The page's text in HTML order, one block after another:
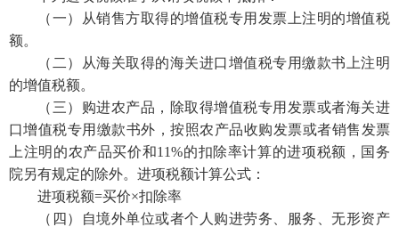
（一）从销售方取得的增值税专用发票上注明的增值税
额。
（二）从海关取得的海关进口增值税专用缴款书上注明
的增值税额。
（三）购进农产品，除取得增值税专用发票或者海关进
口增值税专用缴款书外，按照农产品收购发票或者销售发票
上注明的农产品买价和11%的扣除率计算的进项税额，国务
院另有规定的除外。进项税额计算公式：
进项税额=买价×扣除率
（四）自境外单位或者个人购进劳务、服务、无形资产